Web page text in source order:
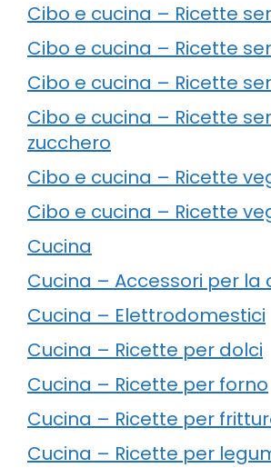
Cibo e cucina – Ricette
Cibo e cucina – Ricette
Cibo e cucina – Ricette
Cibo e cucina – Ricette
zucchero
Cibo e cucina – Ricette
Cibo e cucina – Ricette
Cucina
Cucina – Accessori per la
Cucina – Elettrodomestici
Cucina – Ricette per dolci
Cucina – Ricette per forno
Cucina – Ricette per
Cucina – Ricette per